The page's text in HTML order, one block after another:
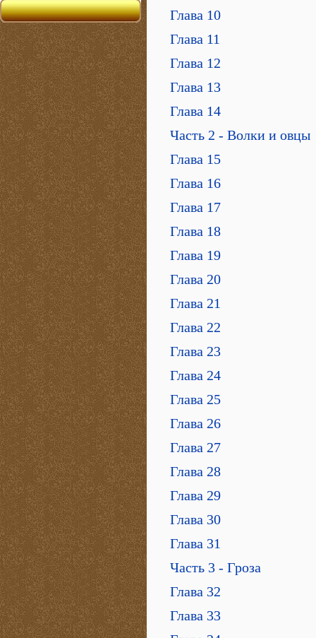
Глава 10
Глава 11
Глава 12
Глава 13
Глава 14
Часть 2 - Волки и овцы
Глава 15
Глава 16
Глава 17
Глава 18
Глава 19
Глава 20
Глава 21
Глава 22
Глава 23
Глава 24
Глава 25
Глава 26
Глава 27
Глава 28
Глава 29
Глава 30
Глава 31
Часть 3 - Гроза
Глава 32
Глава 33